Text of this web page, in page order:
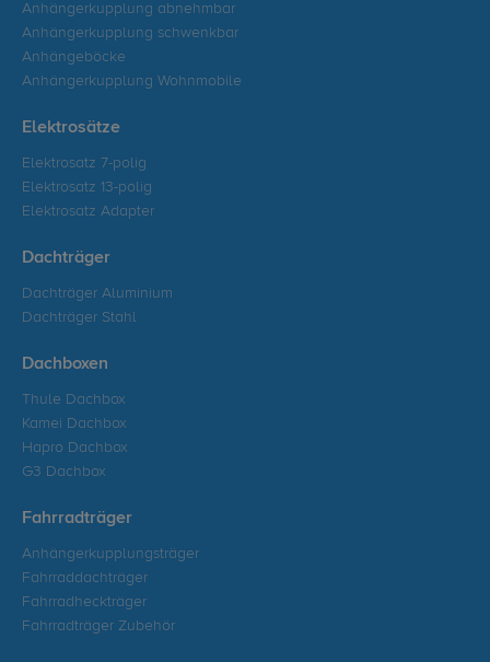
Anhängerkupplung abnehmbar
Anhängerkupplung schwenkbar
Anhängeböcke
Anhängerkupplung Wohnmobile
Elektrosätze
Elektrosatz 7-polig
Elektrosatz 13-polig
Elektrosatz Adapter
Dachträger
Dachträger Aluminium
Dachträger Stahl
Dachboxen
Thule Dachbox
Kamei Dachbox
Hapro Dachbox
G3 Dachbox
Fahrradträger
Anhängerkupplungsträger
Fahrraddachträger
Fahrradheckträger
Fahrradträger Zubehör